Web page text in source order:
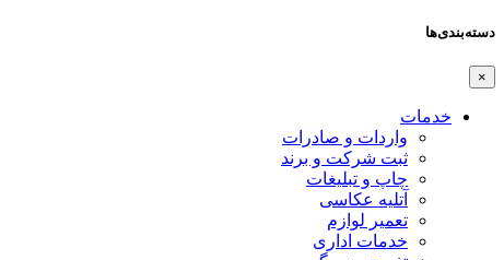
دسته‌بندی‌ها
×
خدمات
واردات و صادرات
ثبت شرکت و برند
چاپ و تبلیغات
آتلیه عکاسی
تعمیر لوازم
خدمات اداری